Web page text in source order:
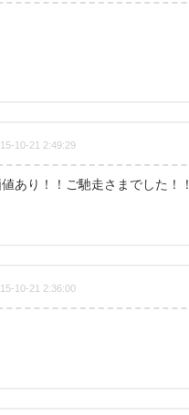
10-21 2:49:29
あり！！ご馳走さまでした！！
10-21 2:36:00